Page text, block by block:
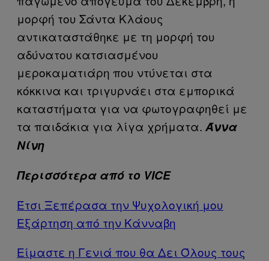
μορφή του Σάντα Κλάους
αντικαταστάθηκε με τη μορφή του
αδύνατου κατσιασμένου
μεροκαματιάρη που ντύνεται στα
κόκκινα και τριγυρνάει στα εμπορικά
καταστήματα για να φωτογραφηθεί με
τα παιδάκια για λίγα χρήματα. Άννα
Νίνη
Περισσότερα από το VICE
Έτσι Ξεπέρασα την Ψυχολογική μου
Εξάρτηση από την Κάνναβη
Είμαστε η Γενιά που θα Δει Όλους τους